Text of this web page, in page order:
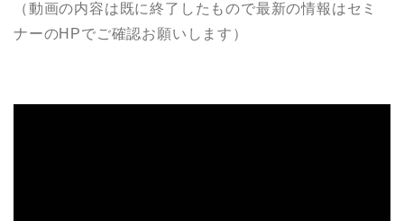
（動画の内容は既に終了したもので最新の情報はセミ
ナーのHPでご確認お願いします）